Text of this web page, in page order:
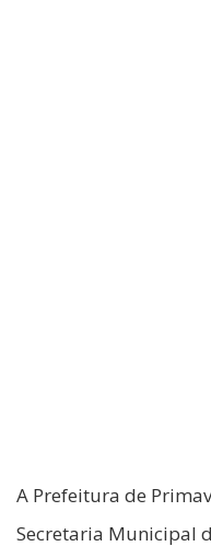
A Prefeitura de
Secretaria Municipal